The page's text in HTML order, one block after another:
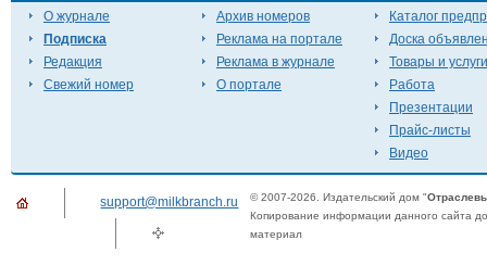
О журнале
Подписка
Редакция
Свежий номер
Архив номеров
Реклама на портале
Реклама в журнале
О портале
Каталог
Доска
Товары и услуги
Работа
Презентации
Прайс-листы
Видео
support@milkbranch.ru © 2007-2026. Издательский дом "
Копирование информации данного сайта
материал